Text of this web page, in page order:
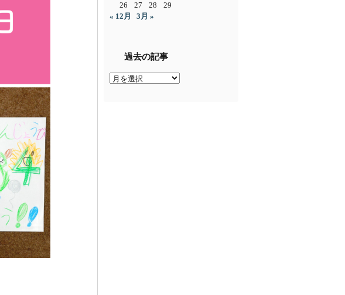
26
27 28
29
« 12月
3月 »
過去の記事
過